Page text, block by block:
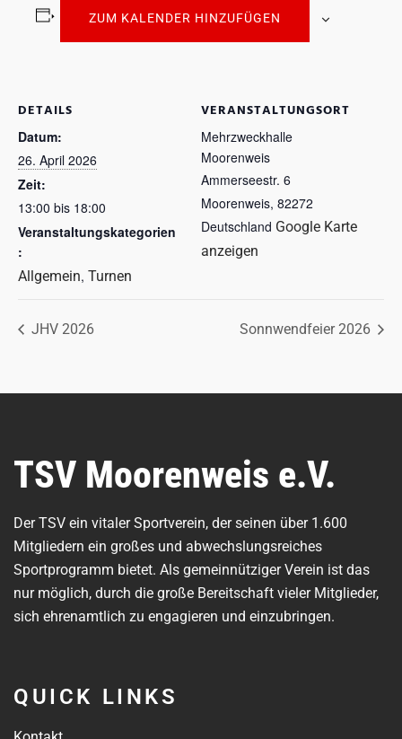
ZUM KALENDER HINZUFÜGEN
DETAILS
Datum:
26. April 2026
Zeit:
13:00 bis 18:00
Veranstaltungskategorien
:
Allgemein, Turnen
VERANSTALTUNGSORT
Mehrzweckhalle
Moorenweis
Ammerseestr. 6
Moorenweis, 82272
Deutschland Google Karte
anzeigen
JHV 2026 Sonnwendfeier 2026
TSV Moorenweis e.V.
Der TSV ein vitaler Sportverein, der seinen über 1.600
Mitgliedern ein großes und abwechslungsreiches
Sportprogramm bietet. Als gemeinnütziger Verein ist das
nur möglich, durch die große Bereitschaft vieler Mitglieder,
sich ehrenamtlich zu engagieren und einzubringen.
QUICK LINKS